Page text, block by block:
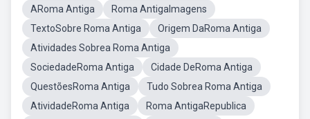
ARoma Antiga
Roma AntigaImagens
TextoSobre Roma Antiga
Origem DaRoma Antiga
Atividades Sobrea Roma Antiga
SociedadeRoma Antiga
Cidade DeRoma Antiga
QuestõesRoma Antiga
Tudo Sobrea Roma Antiga
AtividadeRoma Antiga
Roma AntigaRepublica